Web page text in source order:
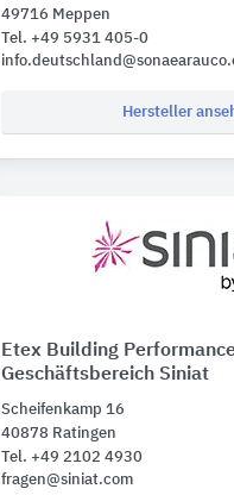
49716 Meppen
Tel. +49 5931 405-0
Hersteller
Etex Building
Geschäftsbereich Siniat
Scheifenkamp 16
40878 Ratingen
Tel. +49 2102 4930
fragen@siniat.com